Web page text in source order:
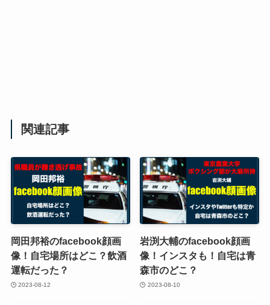
関連記事
岡田邦裕のfacebook顔画
像！自宅場所はどこ？飲酒
運転だった？
2023-08-12
岩渕大輔のfacebook顔画
像！インスタも！自宅は青
森市のどこ？
2023-08-10